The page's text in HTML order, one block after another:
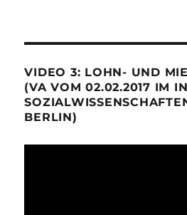
VIDEO 3: LOHN- UND
(VA VOM 02.02.2017 IM
BERLIN)